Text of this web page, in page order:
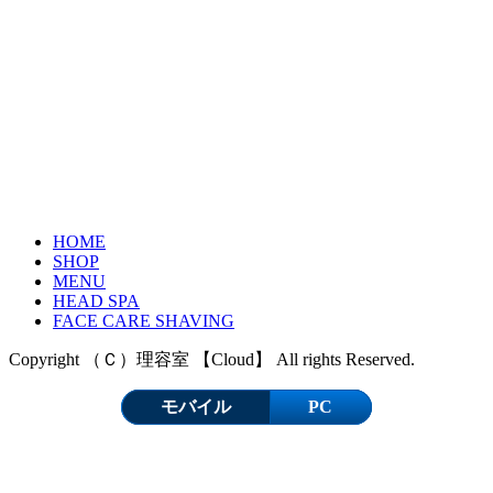
HOME
SHOP
MENU
HEAD SPA
FACE CARE SHAVING
Copyright （Ｃ）理容室 【Cloud】 All rights Reserved.
モバイル PC